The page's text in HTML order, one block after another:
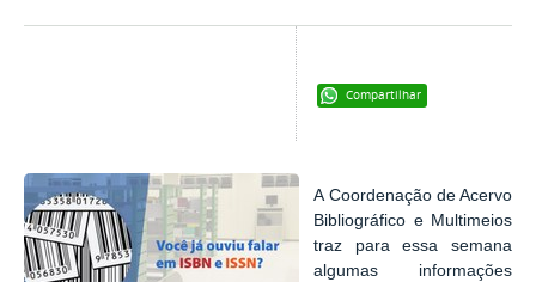
Compartilhar
A Coordenação de Acervo
Bibliográfico e Multimeios
traz para essa semana
algumas informações